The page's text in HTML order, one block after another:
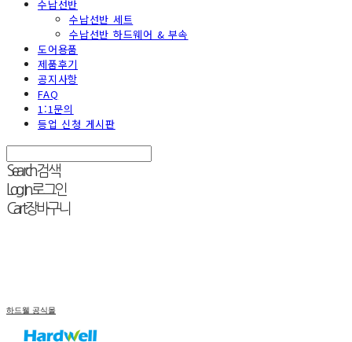
수납선반
수납선반 세트
수납선반 하드웨어 & 부속
도어용품
제품후기
공지사항
FAQ
1:1문의
등업 신청 게시판
Search검색
Log In로그인
Cart장바구니
하드웰 공식몰